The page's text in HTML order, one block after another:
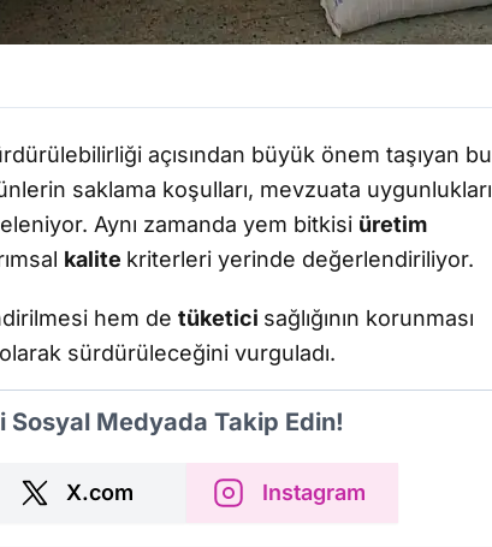
açısından büyük önem taşıyan bu
saklama koşulları, mevzuata uygunlukları
Aynı zamanda yem bitkisi üretim
kalite kriterleri yerinde değerlendiriliyor.
hem de tüketici sağlığının korunması
sürdürüleceğini vurguladı.
Sosyal Medyada Takip Edin!
X.com Instagram